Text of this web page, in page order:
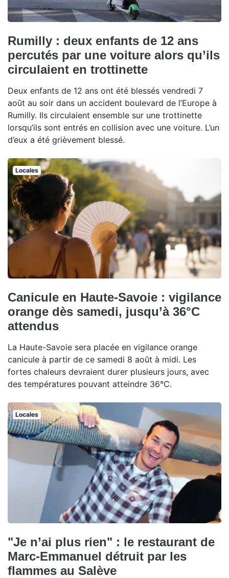
Rumilly : deux enfants de 12 ans
percutés par une voiture alors qu’ils
circulaient en trottinette
Deux enfants de 12 ans ont été blessés vendredi 7
août au soir dans un accident boulevard de l’Europe à
Rumilly. Ils circulaient ensemble sur une trottinette
lorsqu’ils sont entrés en collision avec une voiture. L’un
d’eux a été grièvement blessé.
Locales
Canicule en Haute-Savoie : vigilance
orange dès samedi, jusqu’à 36°C
attendus
La Haute-Savoie sera placée en vigilance orange
canicule à partir de ce samedi 8 août à midi. Les
fortes chaleurs devraient durer plusieurs jours, avec
des températures pouvant atteindre 36°C.
Locales
"Je n’ai plus rien" : le restaurant de
Marc-Emmanuel détruit par les
flammes au Salève